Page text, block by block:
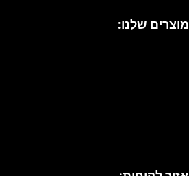
מוצרים שלנו: